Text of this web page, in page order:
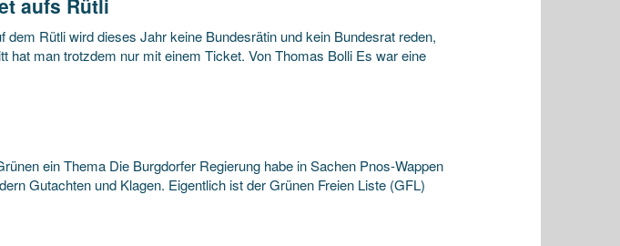
aufs Rütli
dem Rütli wird dieses Jahr keine Bundesrätin und kein Bundesrat reden,
hat man trotzdem nur mit einem Ticket. Von Thomas Bolli Es war eine
ein Thema Die Burgdorfer Regierung habe in Sachen Pnos-Wappen
Gutachten und Klagen. Eigentlich ist der Grünen Freien Liste (GFL)